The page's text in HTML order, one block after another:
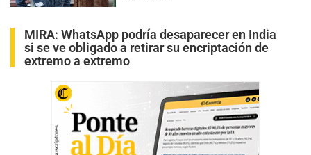
MIRA: WhatsApp podría desaparecer en India
si se ve obligado a retirar su encriptación de
extremo a extremo